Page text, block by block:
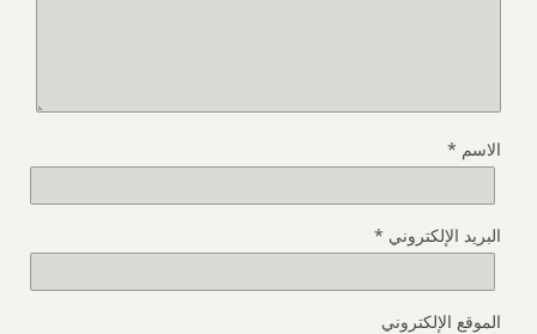
الاسم *
البريد الإلكتروني *
الموقع الإلكتروني